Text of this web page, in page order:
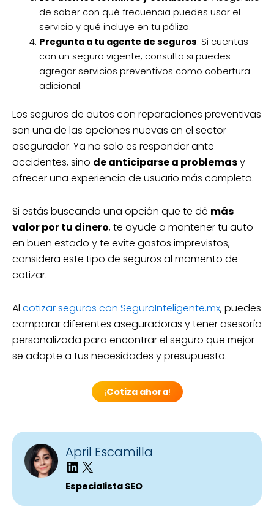
de saber con qué frecuencia puedes usar el
servicio y qué incluye en tu póliza.
Pregunta a tu agente de seguros: Si cuentas
con un seguro vigente, consulta si puedes
agregar servicios preventivos como cobertura
adicional.
Los seguros de autos con reparaciones preventivas
son una de las opciones nuevas en el sector
asegurador. Ya no solo es responder ante
accidentes, sino de anticiparse a problemasy
ofrecer una experiencia de usuario más completa.
Si estás buscando una opción que te dé más
valor por tu dinero, te ayude a mantener tu auto
en buen estado y te evite gastos imprevistos,
considera este tipo de seguros al momento de
cotizar.
Al cotizar seguros con SeguroInteligente.mx, puedes
comparar diferentes aseguradoras y tener asesoría
personalizada para encontrar el seguro que mejor
se adapte a tus necesidades y presupuesto.
¡Cotiza ahora!
April Escamilla
Especialista SEO